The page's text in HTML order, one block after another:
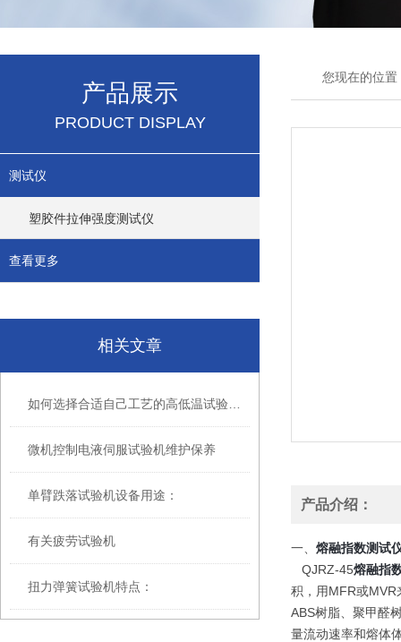
产品展示
PRODUCT DISPLAY
测试仪
塑胶件拉伸强度测试仪
查看更多
相关文章
微机控制电液伺服试验机维护保养
单臂跌落试验机设备用途：
有关疲劳试验机
扭力弹簧试验机特点：
您现在的位置
产品介绍：
一、 熔融指数测试
QJRZ-45熔融指
积，用MFR或MVR
ABS树脂、聚甲醛
量流动速率和熔体